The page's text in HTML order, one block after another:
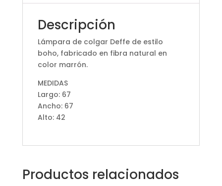
Descripción
Lámpara de colgar Deffe de estilo
boho, fabricado en fibra natural en
color marrón.
MEDIDAS
Largo: 67
Ancho: 67
Alto: 42
Productos relacionados